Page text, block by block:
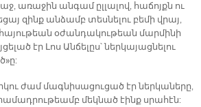
ա­ռա­ջին ան­գամ ըլ­լա­լով, հա­ճոյքն ու
զինք ան­ձամբ տես­նե­լու բե­մի վրայ,
օ­ժան­դա­կու­թեան մար­մի­նի
էր Լոս Ան­ճե­լըս՝ ներ­կա­յաց­նե­լու
ժամ մագ­նի­սա­ցու­ցած էր ներ­կա­նե­րը,
մեկ­նած էինք սրա­հէն: